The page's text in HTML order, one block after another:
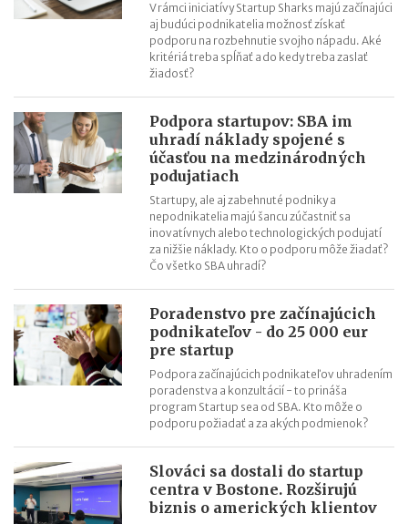
V rámci iniciatívy Startup Sharks majú začínajúci
aj budúci podnikatelia možnosť získať
podporu na rozbehnutie svojho nápadu. Aké
kritériá treba spĺňať a do kedy treba zaslať
žiadosť?
Podpora startupov: SBA im
uhradí náklady spojené s
účasťou na medzinárodných
podujatiach
Startupy, ale aj zabehnuté podniky a
nepodnikatelia majú šancu zúčastniť sa
inovatívnych alebo technologických podujatí
za nižšie náklady. Kto o podporu môže žiadať?
Čo všetko SBA uhradí?
Poradenstvo pre začínajúcich
podnikateľov - do 25 000 eur
pre startup
Podpora začínajúcich podnikateľov uhradením
poradenstva a konzultácií - to prináša
program Startup sea od SBA. Kto môže o
podporu požiadať a za akých podmienok?
Slováci sa dostali do startup
centra v Bostone. Rozširujú
biznis o amerických klientov